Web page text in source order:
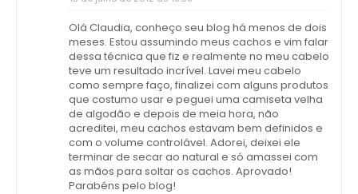
Olá Claudia, conheço seu blog há menos de dois
meses. Estou assumindo meus cachos e vim falar
dessa técnica que fiz e realmente no meu cabelo
teve um resultado incrível. Lavei meu cabelo
como sempre faço, finalizei com alguns produtos
que costumo usar e peguei uma camiseta velha
de algodão e depois de meia hora, não
acreditei, meu cachos estavam bem definidos e
com o volume controlável. Adorei, deixei ele
terminar de secar ao natural e só amassei com
as mãos para soltar os cachos. Aprovado!
Parabéns pelo blog!